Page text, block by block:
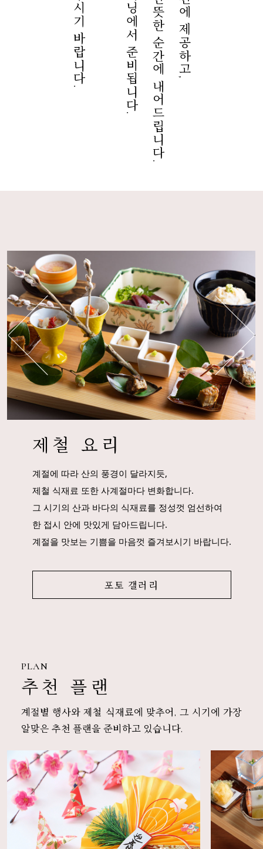
제철 요리
계절에 따라 산의 풍경이 달라지듯,
제철 식재료 또한 사계절마다 변화합니다.
그 시기의 산과 바다의 식재료를 정성껏 엄선하여
한 접시 안에 맛있게 담아드립니다.
계절을 맛보는 기쁨을 마음껏 즐겨보시기 바랍니다.
포토 갤러리
PLAN
추천 플랜
계절별 행사와 제철 식재료에 맞추어, 그 시기에 가장
알맞은 추천 플랜을 준비하고 있습니다.